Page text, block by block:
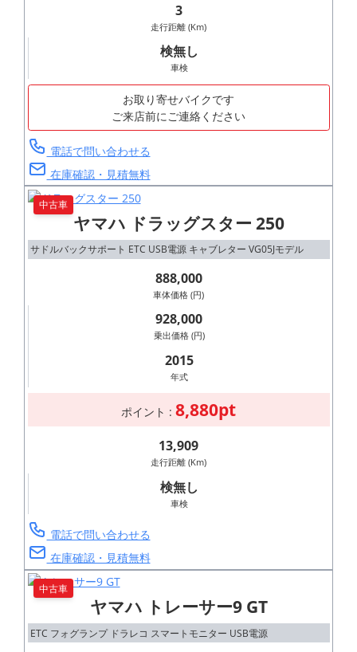
3
走行距離 (Km)
検無し
車検
お取り寄せバイクです
ご来店前にご連絡ください
電話で問い合わせる
在庫確認・見積無料
中古車
ヤマハ ドラッグスター 250
サドルバックサポート ETC USB電源 キャブレター VG05Jモデル
888,000
車体価格 (円)
928,000
乗出価格 (円)
2015
年式
ポイント : 8,880pt
13,909
走行距離 (Km)
検無し
車検
電話で問い合わせる
在庫確認・見積無料
中古車
ヤマハ トレーサー9 GT
ETC フォグランプ ドラレコ スマートモニター USB電源